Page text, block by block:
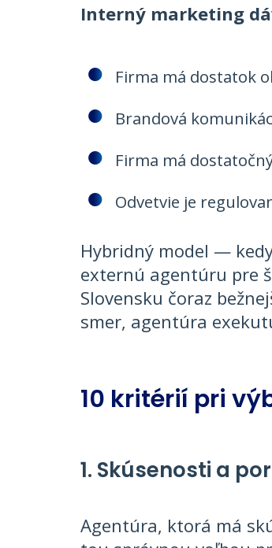
Interný marketing
Firma má dostatok
Brandová
Firma má
Odvetvie je
Hybridný model —
externú agentúru pre
Slovensku čoraz
smer, agentúra
10 kritérií pri
1. Skúsenosti a
Agentúra, ktorá má